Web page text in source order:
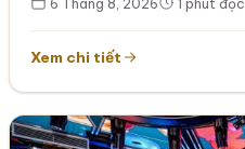
6 Tháng 8, 2026 1 phút đọc
Xem chi tiết